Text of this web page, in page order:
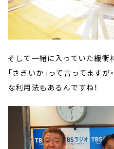
そして一緒に入っていた緩
「さきいか」って言ってますが
な利用法もあるんですね！